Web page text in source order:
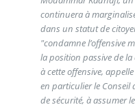
continuera à
dans un statut de
"condamne l’offensive
la position passive de
à cette offensive,
en particulier le Conseil
de sécurité, à assumer